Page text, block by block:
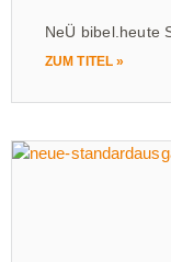
NeÜ bibel.heute
ZUM TITEL »